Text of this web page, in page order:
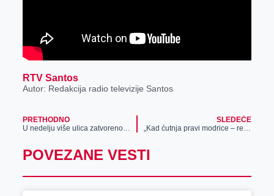
RTV Santos
Autor: Redakcija radio televizije Santos
PRETHODNO
U nedelju više ulica zatvoreno za saobraćaj
SLEDEĆE
„Kad ćutnja pravi modrice – reci ne nasilju“ nove emisija na televiziji Santos
POVEZANE VESTI